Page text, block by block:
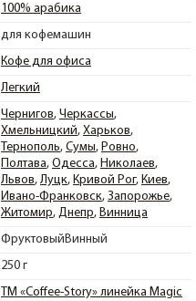
100% арабика
для кофемашин
Кофе для офиса
Легкий
Чернигов Черкассы
Хмельницкий Харьков
Тернополь Сумы Ровно
Полтава Одесса Николаев
Львов Луцк Кривой Рог Киев
Ивано-Франковск Запорожье
Житомир Днепр Винница
ФруктовыйВинный
250 г
ТМ «Coffee-Story» линейка Magic